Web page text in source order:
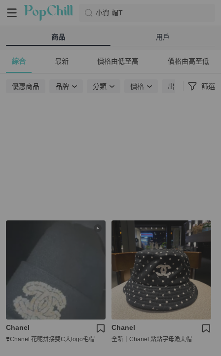
小資 帽T
商品 用戶
綜合 最新 價格由低至高 價格由高至低
優惠商品 品牌 分類 價格 出貨地點 篩選
Chanel
❣️Chanel 花呢拼接雙C大logo毛帽
Chanel
全新｜Chanel 點點字母漁夫帽